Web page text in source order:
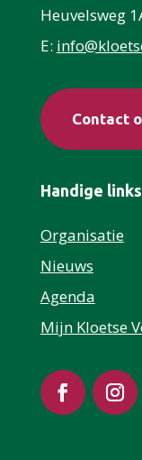
Heuvelsweg
E:
Contact
Handige links
Organisatie
Nieuws
Agenda
Mijn Kloetse